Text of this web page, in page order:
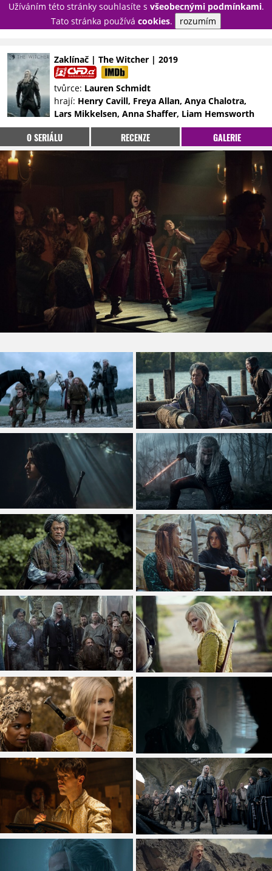
Užíváním této stránky souhlasíte s všeobecnými podmínkami.
Tato stránka používá cookies. rozumím
PŘIHLÁSIT
NOVINKY
TÉMATA
RECENZE
EPIZODY
KULT
TRAILERY
GALERIE
DISKUZE
STATISTIKY
TIRÁŽ
Zaklínač | The Witcher | 2019
tvůrce: Lauren Schmidt
hrají: Henry Cavill, Freya Allan, Anya Chalotra,
Lars Mikkelsen, Anna Shaffer, Liam Hemsworth
O SERIÁLU RECENZE GALERIE